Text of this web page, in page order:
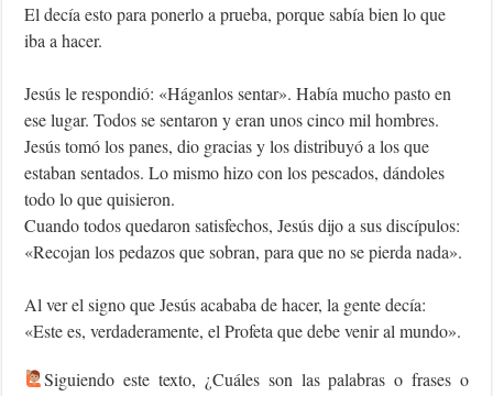
El decía esto para ponerlo a prueba, porque sabía bien lo que
iba a hacer.
Jesús le respondió: «Háganlos sentar». Había mucho pasto en
ese lugar. Todos se sentaron y eran unos cinco mil hombres.
Jesús tomó los panes, dio gracias y los distribuyó a los que
estaban sentados. Lo mismo hizo con los pescados, dándoles
todo lo que quisieron.
Cuando todos quedaron satisfechos, Jesús dijo a sus discípulos:
«Recojan los pedazos que sobran, para que no se pierda nada».
Al ver el signo que Jesús acababa de hacer, la gente decía:
«Este es, verdaderamente, el Profeta que debe venir al mundo».
‍Siguiendo este texto, ¿Cuáles son las palabras o frases o